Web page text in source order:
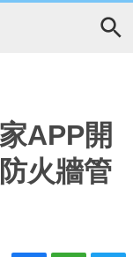
APP開
火牆管